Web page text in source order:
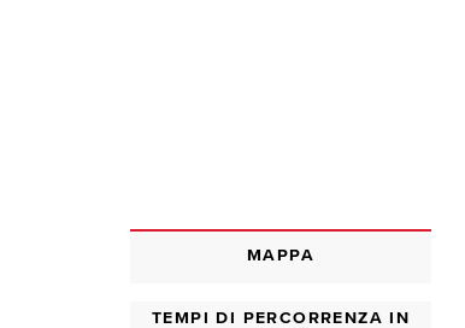
MAPPA
TEMPI DI PERCORRENZA IN